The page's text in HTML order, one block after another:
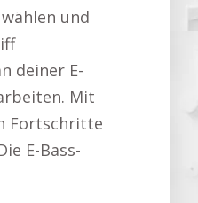
und
deiner E-
Mit
Fortschritte
E-Bass-